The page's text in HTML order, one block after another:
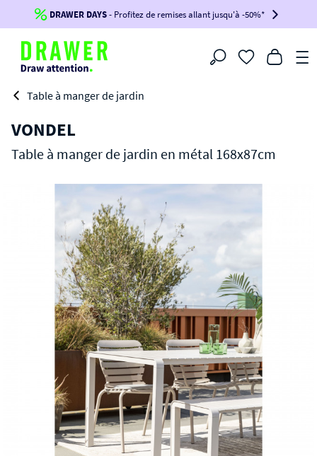
Jusqu'à-100€*sur votre commande !
BIKINI100
-voir conditions en bas de page-
DRAWER DAYS- Profitez de remises allant jusqu'à -50%*
Filtrer
Table à manger de jardin
VONDEL
Table à manger de jardin en métal 168x87cm